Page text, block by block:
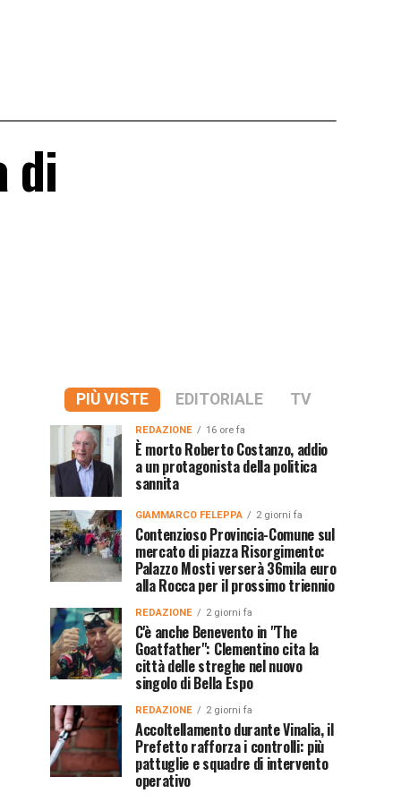
di
PIÙ VISTE EDITORIALE TV
REDAZIONE 16 ore fa
È morto Roberto Costanzo, addio
a un protagonista della politica
sannita
GIAMMARCO FELEPPA 2 giorni fa
Contenzioso Provincia-Comune sul
mercato di piazza Risorgimento:
Palazzo Mosti verserà 36mila euro
alla Rocca per il prossimo triennio
REDAZIONE 2 giorni fa
C'è anche Benevento in "The
Goatfather": Clementino cita la
città delle streghe nel nuovo
singolo di Bella Espo
REDAZIONE 2 giorni fa
Accoltellamento durante Vinalia, il
Prefetto rafforza i controlli: più
pattuglie e squadre di intervento
operativo